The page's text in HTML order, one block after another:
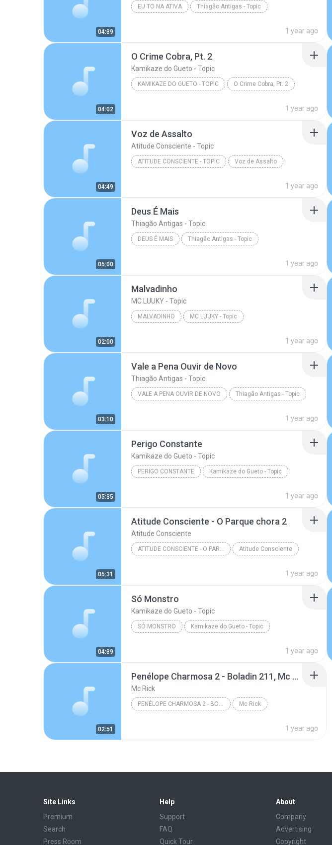
04:39
EU TO NA ATIVA Thiagão Antigas - Topic
1 year ago
04:02
O Crime Cobra, Pt. 2
Kamikaze do Gueto - Topic
KAMIKAZE DO GUETO - TOPIC O Crime Cobra, Pt. 2
1 year ago
04:49
Voz de Assalto
Atitude Consciente - Topic
ATITUDE CONSCIENTE - TOPIC Voz de Assalto
1 year ago
05:00
Deus É Mais
Thiagão Antigas - Topic
DEUS É MAIS Thiagão Antigas - Topic
1 year ago
02:00
Malvadinho
MC LUUKY - Topic
MALVADINHO MC LUUKY - Topic
1 year ago
03:10
Vale a Pena Ouvir de Novo
Thiagão Antigas - Topic
VALE A PENA OUVIR DE NOVO Thiagão Antigas - Topic
1 year ago
05:35
Perigo Constante
Kamikaze do Gueto - Topic
PERIGO CONSTANTE Kamikaze do Gueto - Topic
1 year ago
05:31
Atitude Consciente - O Parque chora 2
Atitude Consciente
ATITUDE CONSCIENTE - O PARQUE CHORA 2 Atitude Consciente
1 year ago
04:39
Só Monstro
Kamikaze do Gueto - Topic
SÓ MONSTRO Kamikaze do Gueto - Topic
1 year ago
02:51
Penélope Charmosa 2 - Boladin 211, Mc Rick, Dejinha ( DJ all4ddin )
Mc Rick
PENÉLOPE CHARMOSA 2 - BOLADIN 211, MC RICK, DEJINH... Mc Rick
1 year ago
Site Links
Premium
Search
Press Room
Help
Support
FAQ
Quick Tour
About
Company
Advertising
Copyright